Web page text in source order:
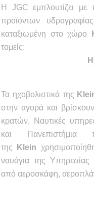
Η JGC εμπλουτίζει
προϊόντων
καταξιωμένη στο χώρο
τομείς:
Τα ηχοβολιστικά της
στην αγορά και
κρατών, Ναυτικές
και Πανεπιστήμια
της
Klein
ναυάγια της
από αεροσκάφη,